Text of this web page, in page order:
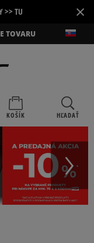
>> TU ×
TOVARU
KOŠÍK HĽADAŤ